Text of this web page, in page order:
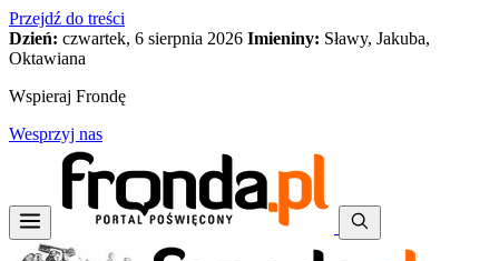
Przejdź do treści
Dzień: czwartek, 6 sierpnia 2026 Imieniny: Sławy, Jakuba,
Oktawiana
Wspieraj Frondę
Wesprzyj nas